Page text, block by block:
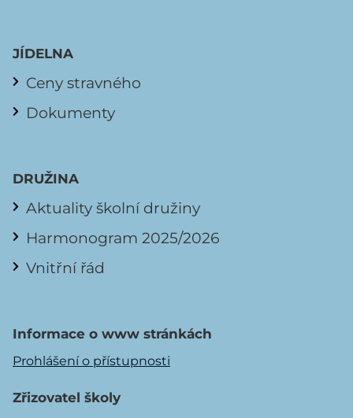
JÍDELNA
Ceny stravného
Dokumenty
DRUŽINA
Aktuality školní družiny
Harmonogram 2025/2026
Vnitřní řád
Informace o www stránkách
Prohlášení o přístupnosti
Zřizovatel školy